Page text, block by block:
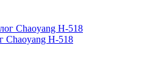
Chaoyang Н-518